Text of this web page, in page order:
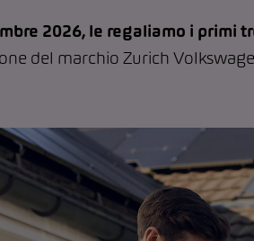
2026, le regaliamo i primi
del marchio Zurich